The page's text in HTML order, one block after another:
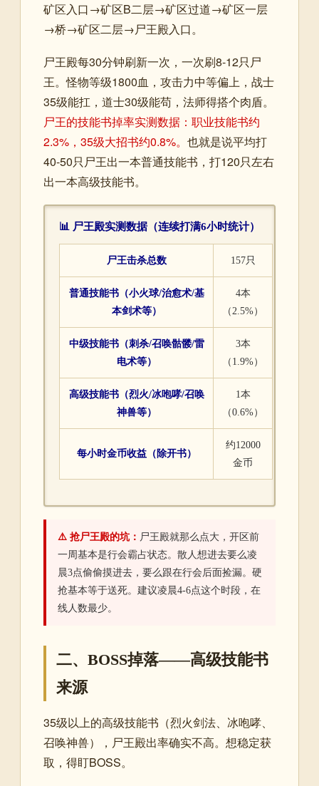
矿区入口→矿区B二层→矿区过道→矿区一层
→桥→矿区二层→尸王殿入口。
尸王殿每30分钟刷新一次，一次刷8-12只尸
王。怪物等级1800血，攻击力中等偏上，战士
35级能扛，道士30级能苟，法师得搭个肉盾。
尸王的技能书掉率实测数据：职业技能书约
2.3%，35级大招书约0.8%。 也就是说平均打
40-50只尸王出一本普通技能书，打120只左右
出一本高级技能书。
📊 尸王殿实测数据（连续打满6小时统计）
尸王击杀总数 157只
普通技能书（小火球/治愈术/基
本剑术等）
4本
（2.5%）
中级技能书（刺杀/召唤骷髅/雷
电术等）
3本
（1.9%）
高级技能书（烈火/冰咆哮/召唤
神兽等）
1本
（0.6%）
每小时金币收益（除开书）
约12000
金币
⚠️ 抢尸王殿的坑： 尸王殿就那么点大，开区前
一周基本是行会霸占状态。散人想进去要么凌
晨3点偷偷摸进去，要么跟在行会后面捡漏。硬
抢基本等于送死。建议凌晨4-6点这个时段，在
线人数最少。
二、BOSS掉落——高级技能书
来源
35级以上的高级技能书（烈火剑法、冰咆哮、
召唤神兽），尸王殿出率确实不高。想稳定获
取，得盯BOSS。